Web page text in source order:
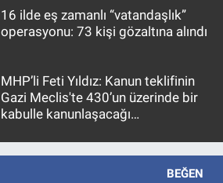
16 ilde eş zamanlı “vatandaşlık”
operasyonu: 73 kişi gözaltına alındı
MHP’li Feti Yıldız: Kanun teklifinin
Gazi Meclis'te 430’un üzerinde bir
kabulle kanunlaşacağı
BEĞEN